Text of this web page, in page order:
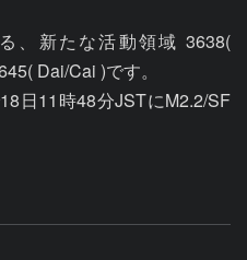
、新たな活動領域 3638(
Dai/Cai )です。
日11時48分JSTにM2.2/SF